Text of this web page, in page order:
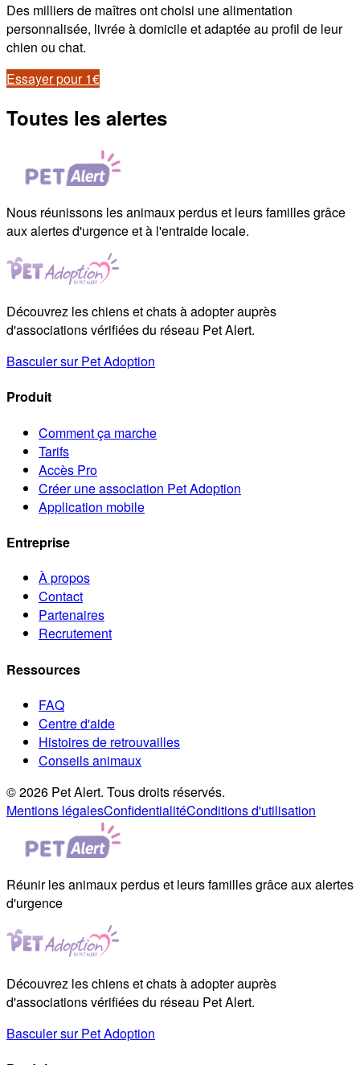
Des milliers de maîtres ont choisi une alimentation
personnalisée, livrée à domicile et adaptée au profil de leur
chien ou chat.
Essayer pour 1€
Toutes les alertes
Nous réunissons les animaux perdus et leurs familles grâce
aux alertes d'urgence et à l'entraide locale.
Découvrez les chiens et chats à adopter auprès
d'associations vérifiées du réseau Pet Alert.
Basculer sur Pet Adoption
Produit
Comment ça marche
Tarifs
Accès Pro
Créer une association Pet Adoption
Application mobile
Entreprise
À propos
Contact
Partenaires
Recrutement
Ressources
FAQ
Centre d'aide
Histoires de retrouvailles
Conseils animaux
© 2026 Pet Alert. Tous droits réservés.
Mentions légalesConfidentialitéConditions d'utilisation
Réunir les animaux perdus et leurs familles grâce aux alertes
d'urgence
Découvrez les chiens et chats à adopter auprès
d'associations vérifiées du réseau Pet Alert.
Basculer sur Pet Adoption